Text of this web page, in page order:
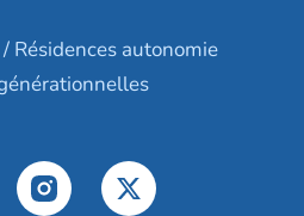
Résidences autonomie